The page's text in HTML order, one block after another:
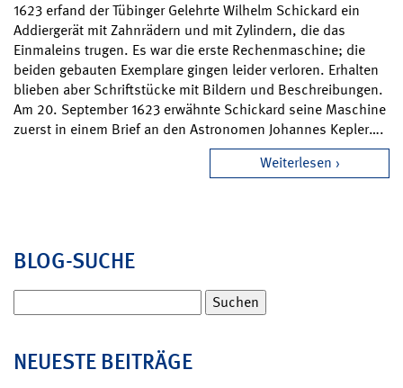
1623 erfand der Tübinger Gelehrte Wilhelm Schickard ein
Addiergerät mit Zahnrädern und mit Zylindern, die das
Einmaleins trugen. Es war die erste Rechenmaschine; die
beiden gebauten Exemplare gingen leider verloren. Erhalten
blieben aber Schriftstücke mit Bildern und Beschreibungen.
Am 20. September 1623 erwähnte Schickard seine Maschine
zuerst in einem Brief an den Astronomen Johannes Kepler….
Weiterlesen
BLOG-SUCHE
nach:
NEUESTE BEITRÄGE